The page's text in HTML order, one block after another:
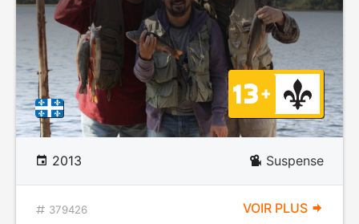
2013 Suspense
379426 VOIR PLUS